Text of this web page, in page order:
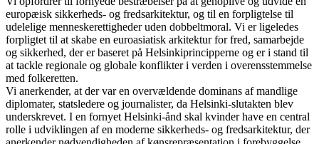
europæisk sikkerheds- og fredsarkitektur, og til en forpligtelse til
udelelige menneskerettigheder uden dobbeltmoral. Vi er ligeledes
forpligtet til at skabe en euroasiatisk arkitektur for fred, samarbejde
og sikkerhed, der er baseret på Helsinkiprincipperne og er i stand til
at tackle regionale og globale konflikter i verden i overensstemmelse
med folkeretten.
Vi anerkender, at der var en overvældende dominans af mandlige
diplomater, statsledere og journalister, da Helsinki-slutakten blev
underskrevet. I en fornyet Helsinki-ånd skal kvinder have en central
rolle i udviklingen af en moderne sikkerheds- og fredsarkitektur, der